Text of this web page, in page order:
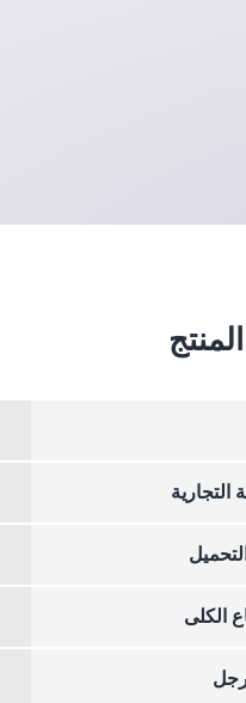
التجارية
الکلی